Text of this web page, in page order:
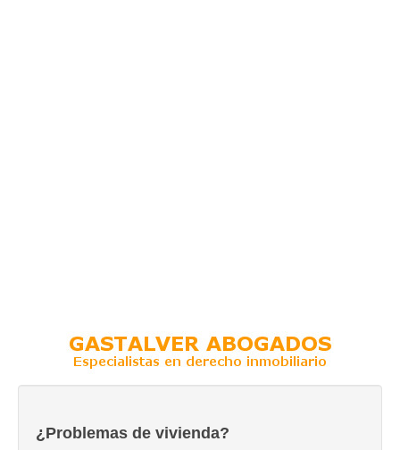
¿Problemas de vivienda?